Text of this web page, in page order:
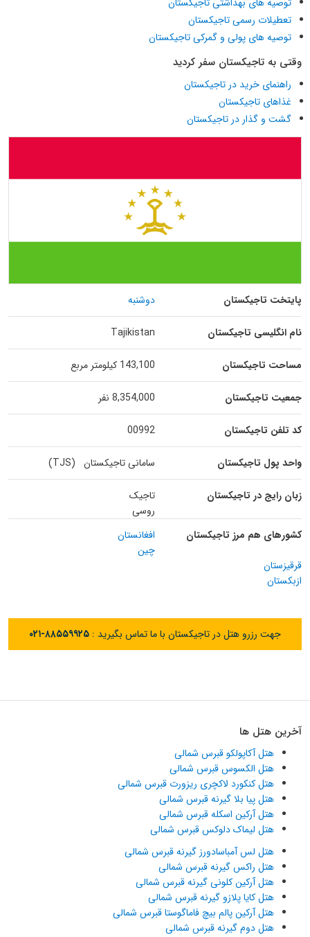
تعطیلات رسمی تاجیکستان
توصیه های پولی و گمرکی تاجیکستان
وقتی به تاجیکستان سفر کردید
راهنمای خرید در تاجیکستان
غذاهای تاجیکستان
گشت و گذار در تاجیکستان
پایتخت تاجیکستان دوشنبه
نام انگلیسی تاجیکستان Tajikistan
مساحت تاجیکستان 143,100 کیلومتر مربع
جمعیت تاجیکستان 8,354,000 نفر
کد تلفن تاجیکستان 00992
واحد پول تاجیکستان سامانی تاجیکستان (TJS)
زبان رایج در تاجیکستان
تاجیک
روسی
کشورهای هم مرز تاجیکستان
افغانستان
چین
قرقیزستان
ازبکستان
جهت رزرو هتل در تاجیکستان با ما تماس بگیرید : ۰۲۱-۸۸۵۵۹۹۲۵
آخرین هتل ها
هتل آکاپولکو قبرس شمالی
هتل الکسوس قبرس شمالی
هتل کنکورد لاکچری ریزورت قبرس شمالی
هتل پیا بلا گیرنه قبرس شمالی
هتل آرکین اسکله قبرس شمالی
هتل لیماک دلوکس قبرس شمالی
هتل لس آمباسادورز گیرنه قبرس شمالی
هتل راکس گیرنه قبرس شمالی
هتل آرکین کلونی گیرنه قبرس شمالی
هتل کایا پلازو گیرنه قبرس شمالی
هتل آرکین پالم بیچ فاماگوستا قبرس شمالی
هتل دوم گیرنه قبرس شمالی